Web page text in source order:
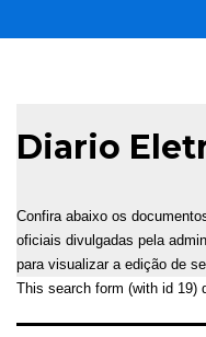
Diario
Confira abaixo os
oficiais divulgadas pela
para visualizar a edição de
This search form (with id 19)